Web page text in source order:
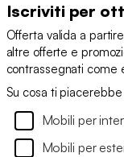
Iscriviti per
Offerta valida a
altre offerte e
contrassegnati come
Su cosa ti
Mobili per
Mobili per